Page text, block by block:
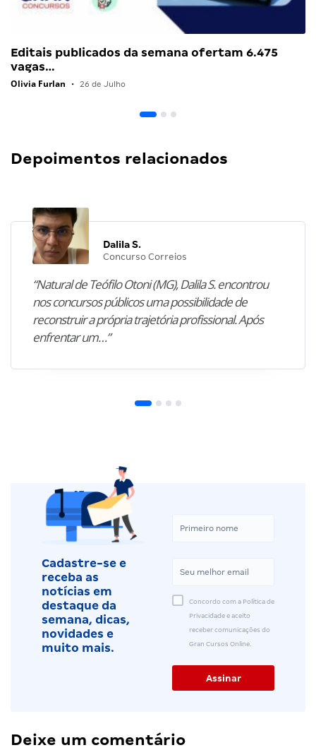
Editais publicados da semana ofertam 6.475
vagas…
Olivia Furlan • 26 de Julho
Depoimentos relacionados
Dalila S.
Concurso Correios
“Natural de Teófilo Otoni (MG), Dalila S. encontrou
nos concursos públicos uma possibilidade de
reconstruir a própria trajetória profissional. Após
enfrentar um…”
Cadastre-se e
receba as
notícias em
destaque da
semana, dicas,
novidades e
muito mais.
Concordo com a Política de
Privacidade e aceito
receber comunicações do
Gran Cursos Online.
Deixe um comentário